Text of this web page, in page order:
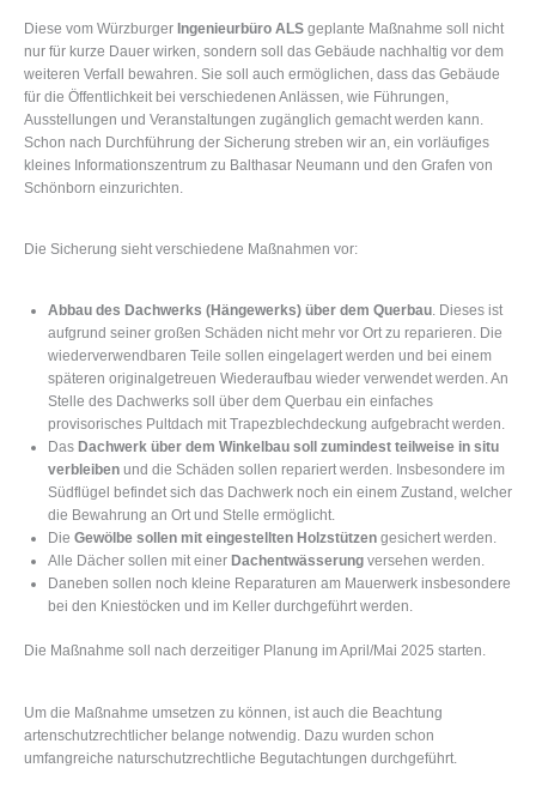
Diese vom Würzburger Ingenieurbüro ALS geplante Maßnahme soll nicht
nur für kurze Dauer wirken, sondern soll das Gebäude nachhaltig vor dem
weiteren Verfall bewahren. Sie soll auch ermöglichen, dass das Gebäude
für die Öffentlichkeit bei verschiedenen Anlässen, wie Führungen,
Ausstellungen und Veranstaltungen zugänglich gemacht werden kann.
Schon nach Durchführung der Sicherung streben wir an, ein vorläufiges
kleines Informationszentrum zu Balthasar Neumann und den Grafen von
Schönborn einzurichten.
Die Sicherung sieht verschiedene Maßnahmen vor:
Abbau des Dachwerks (Hängewerks) über dem Querbau. Dieses ist
aufgrund seiner großen Schäden nicht mehr vor Ort zu reparieren. Die
wiederverwendbaren Teile sollen eingelagert werden und bei einem
späteren originalgetreuen Wiederaufbau wieder verwendet werden. An
Stelle des Dachwerks soll über dem Querbau ein einfaches
provisorisches Pultdach mit Trapezblechdeckung aufgebracht werden.
Das Dachwerk über dem Winkelbau soll zumindest teilweise in situ
verbleiben und die Schäden sollen repariert werden. Insbesondere im
Südflügel befindet sich das Dachwerk noch ein einem Zustand, welcher
die Bewahrung an Ort und Stelle ermöglicht.
Die Gewölbe sollen mit eingestellten Holzstützen gesichert werden.
Alle Dächer sollen mit einer Dachentwässerung versehen werden.
Daneben sollen noch kleine Reparaturen am Mauerwerk insbesondere
bei den Kniestöcken und im Keller durchgeführt werden.
Die Maßnahme soll nach derzeitiger Planung im April/Mai 2025 starten.
Um die Maßnahme umsetzen zu können, ist auch die Beachtung
artenschutzrechtlicher belange notwendig. Dazu wurden schon
umfangreiche naturschutzrechtliche Begutachtungen durchgeführt.